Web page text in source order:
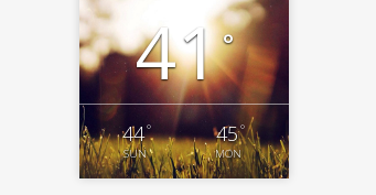
41°
44°
SUN
45°
MON